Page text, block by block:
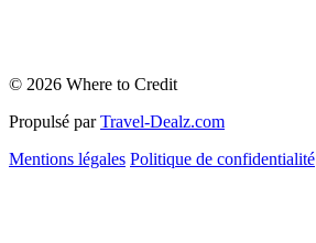
© 2026 Where to Credit
Propulsé par Travel-Dealz.com
Mentions légales Politique de confidentialité